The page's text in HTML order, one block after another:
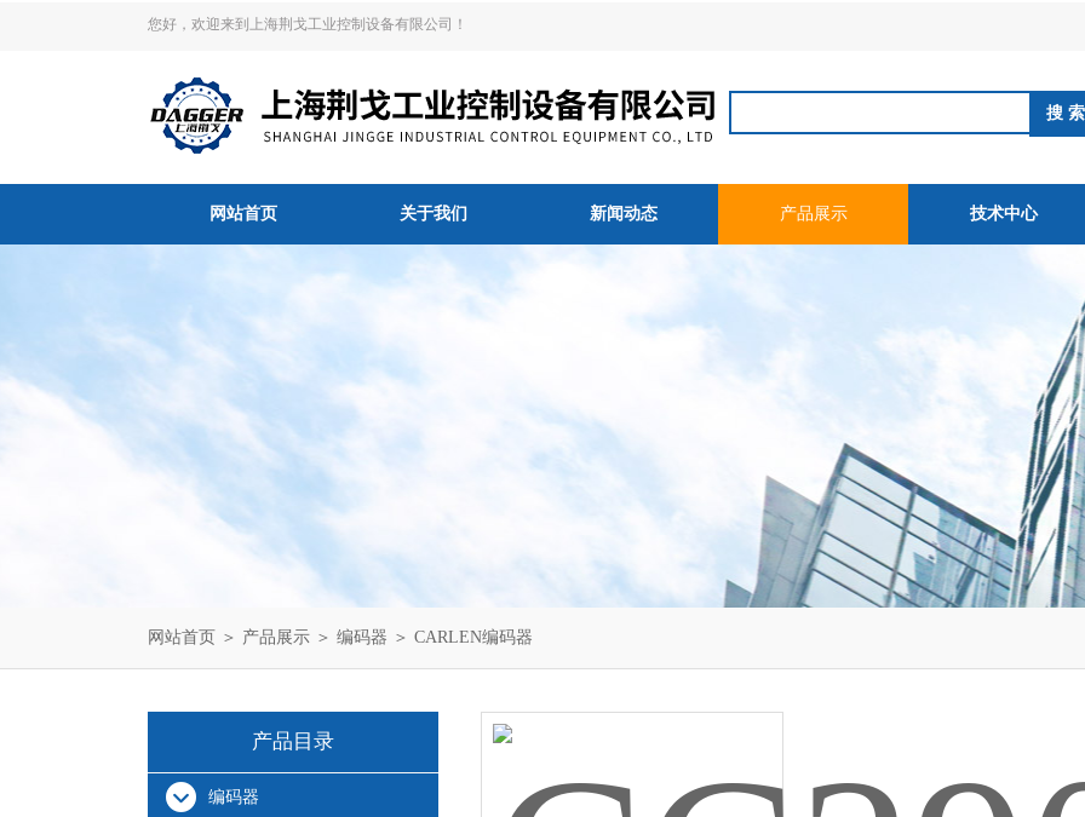
您好，欢迎来到上海荆戈工业控制设备有限公司！
网站首页 关于我们 新闻动态 产品展示 技术中心
网站首页 ＞ 产品展示 ＞ 编码器 ＞ CARLEN编码器
产品目录
编码器